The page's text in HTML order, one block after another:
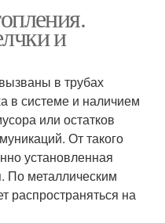
и
в трубах
в системе и наличием
или остатков
От такого
установленная
По металлическим
распространяться на